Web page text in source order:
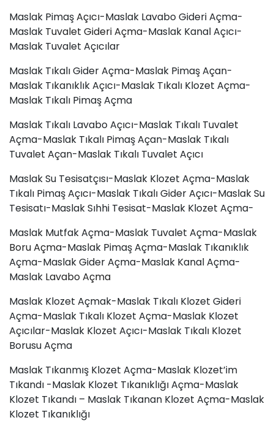
Maslak PimaşAçıcı-Maslak Lavabo Gideri Açma-
Maslak Tuvalet Gideri Açma-Maslak Kanal Açıcı-
Maslak Tuvalet Açıcılar
Maslak Tıkalı Gider Açma-Maslak Pimaş Açan-
Maslak Tıkanıklık Açıcı-Maslak Tıkalı Klozet Açma-
Maslak Tıkalı Pimaş Açma
Maslak Tıkalı Lavabo Açıcı-Maslak Tıkalı Tuvalet
Açma-Maslak Tıkalı Pimaş Açan-Maslak Tıkalı
Tuvalet Açan-Maslak Tıkalı Tuvalet Açıcı
Maslak Su Tesisatçısı-Maslak Klozet Açma-Maslak
Tıkalı Pimaş Açıcı-Maslak Tıkalı Gider Açıcı-Maslak Su
Tesisatı-Maslak Sıhhi Tesisat-Maslak Klozet Açma-
Maslak Mutfak Açma-Maslak Tuvalet Açma-Maslak
Boru Açma-Maslak Pimaş Açma-Maslak Tıkanıklık
Açma-Maslak Gider Açma-Maslak Kanal Açma-
Maslak Lavabo Açma
Maslak Klozet Açmak-Maslak Tıkalı Klozet Gideri
Açma-Maslak Tıkalı Klozet Açma-Maslak Klozet
Açıcılar-Maslak Klozet Açıcı-Maslak Tıkalı Klozet
Borusu Açma
Maslak Tıkanmış Klozet Açma-Maslak Klozet’im
Tıkandı -Maslak Klozet Tıkanıklığı Açma-Maslak
Klozet Tıkandı – Maslak Tıkanan Klozet Açma-Maslak
Klozet Tıkanıklığı